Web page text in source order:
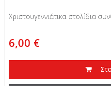
Χριστουγεννιάτικα στολίδια
6,00 €